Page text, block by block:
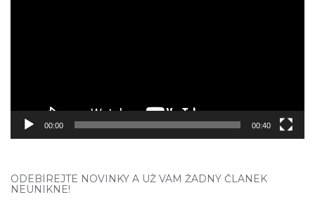
00:00 00:40
ODEBÍREJTE NOVINKY A UŽ VÁM ŽÁDNÝ ČLÁNEK
NEUNIKNE!